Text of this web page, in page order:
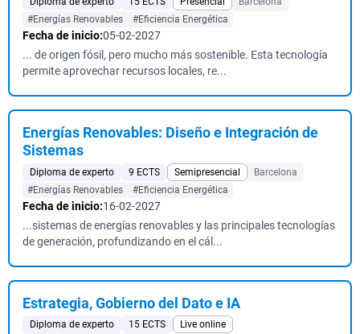
#Energías Renovables
#Eficiencia Energética
Fecha de inicio:05-02-2027
... de origen fósil, pero mucho más sostenible. Esta tecnología
permite aprovechar recursos locales, re...
Energías Renovables: Diseño e Integración de
Sistemas
Diploma de experto 9 ECTS Semipresencial
Barcelona
#Energías Renovables
#Eficiencia Energética
Fecha de inicio:16-02-2027
...sistemas de energías renovables y las principales tecnologías
de generación, profundizando en el cál...
Estrategia, Gobierno del Dato e IA
Diploma de experto 15 ECTS
Live online